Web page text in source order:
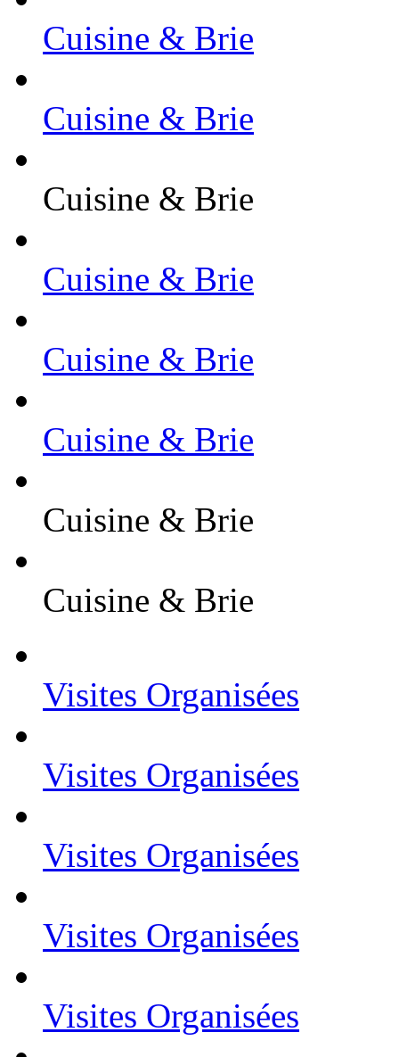
Cuisine & Brie
Cuisine & Brie
Cuisine & Brie
Cuisine & Brie
Cuisine & Brie
Cuisine & Brie
Cuisine & Brie
Cuisine & Brie
Visites Organisées
Visites Organisées
Visites Organisées
Visites Organisées
Visites Organisées